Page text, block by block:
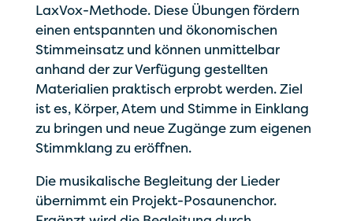
LaxVox-Methode. Diese Übungen fördern
einen entspannten und ökonomischen
Stimmeinsatz und können unmittelbar
anhand der zur Verfügung gestellten
Materialien praktisch erprobt werden. Ziel
ist es, Körper, Atem und Stimme in Einklang
zu bringen und neue Zugänge zum eigenen
Stimmklang zu eröffnen.
Die musikalische Begleitung der Lieder
übernimmt ein Projekt-Posaunenchor.